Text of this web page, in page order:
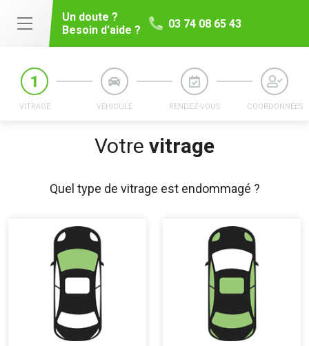
Un doute ?
Besoin d'aide ?
03 74 08 65 43
Votre vitrage
VITRAGE VÉHICULE RENDEZ-VOUS COORDONNÉES
Quel type de vitrage est endommagé ?